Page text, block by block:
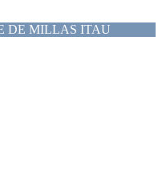
DE MILLAS ITAU